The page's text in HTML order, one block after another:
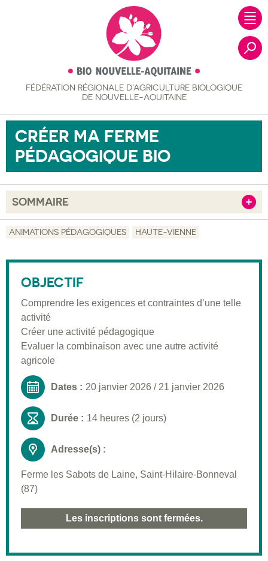
FÉDÉRATION RÉGIONALE D’AGRICULTURE BIOLOGIQUE
DE NOUVELLE-AQUITAINE
CRÉER MA FERME
PÉDAGOGIQUE BIO
SOMMAIRE
Validation
Moyens pédagogiques
Informations pratiques
ANIMATIONS PÉDAGOGIQUES HAUTE-VIENNE
OBJECTIF
Comprendre les exigences et contraintes d’une telle
activité
Créer une activité pédagogique
Evaluer la combinaison avec une autre activité
agricole
Dates : 20 janvier 2026 / 21 janvier 2026
Durée : 14 heures (2 jours)
Adresse(s) :
Ferme les Sabots de Laine, Saint-Hilaire-Bonneval
(87)
Les inscriptions sont fermées.